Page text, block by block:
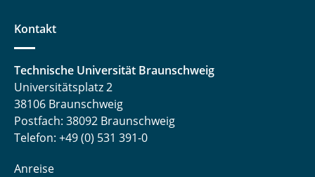
Kontakt
Technische Universität Braunschweig
Universitätsplatz 2
38106 Braunschweig
Postfach: 38092 Braunschweig
Telefon: +49 (0) 531 391-0
Anreise